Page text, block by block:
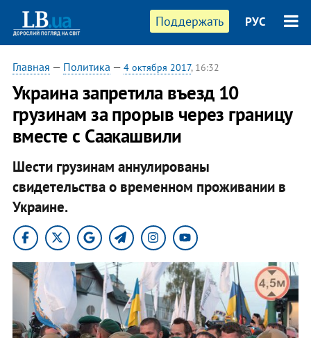
Поддержать РУС
Главная — Политика — 4 октября 2017, 16:32
Украина запретила въезд 10
грузинам за прорыв через границу
вместе с Саакашвили
Шести грузинам аннулированы
свидетельства о временном проживании в
Украине.